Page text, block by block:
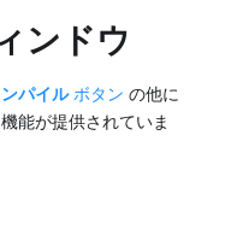
ンドウ
パイルボタン の他に
能が提供されていま